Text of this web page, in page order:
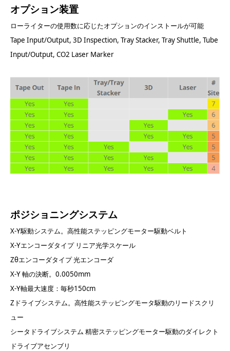
オプション装置
ローライターの使用数に応じたオプションのインストールが可能
Tape Input/Output, 3D Inspection, Tray Stacker, Tray Shuttle, Tube
Input/Output, CO2 Laser Marker
ポジショニングシステム
X-Y駆動システム。高性能ステッピングモーター駆動ベルト
X-Yエンコーダタイプ リニア光学スケール
Zθエンコーダタイプ 光エンコーダ
X-Y 軸の決断。0.0050mm
X-Y軸最大速度：毎秒150cm
Zドライブシステム。高性能ステッピングモータ駆動のリードスクリ
ュー
シータドライブシステム 精密ステッピングモーター駆動のダイレクト
ドライブアセンブリ